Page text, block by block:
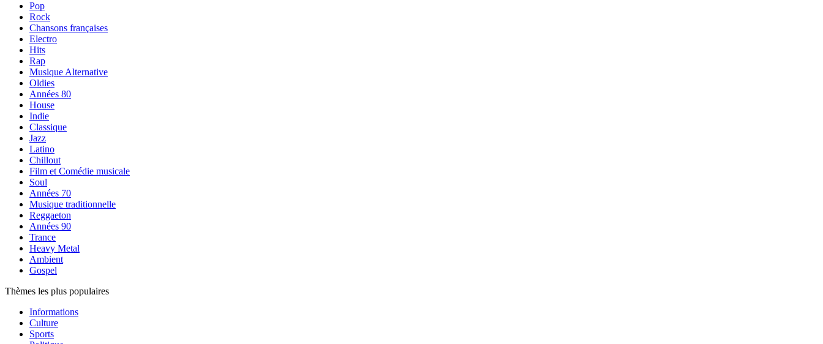
Pop
Rock
Chansons françaises
Electro
Hits
Rap
Musique Alternative
Oldies
Années 80
House
Indie
Classique
Jazz
Latino
Chillout
Film et Comédie musicale
Soul
Années 70
Musique traditionnelle
Reggaeton
Années 90
Trance
Heavy Metal
Ambient
Gospel
Thèmes les plus populaires
Informations
Culture
Sports